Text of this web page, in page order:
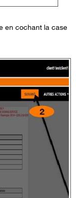
en cochant la case